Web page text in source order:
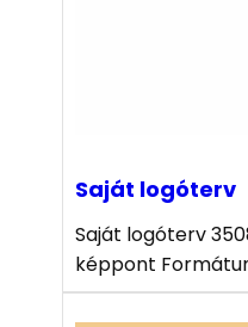
Saját logóterv
Saját logóterv
képpont